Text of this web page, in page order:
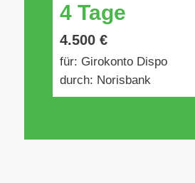
4 Tage
4.500 €
für: Girokonto Dispo
durch: Norisbank